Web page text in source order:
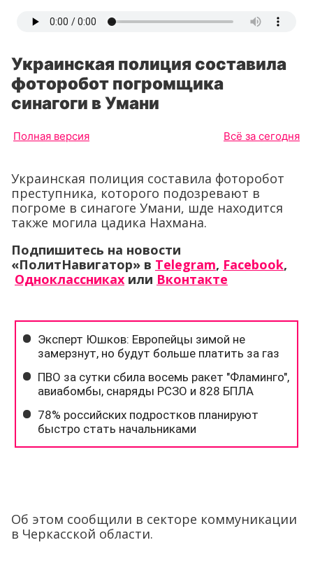
Украинская полиция составила
фоторобот погромщика
синагоги в Умани
Полная версия Всё за сегодня
Украинская полиция составила фоторобот
преступника, которого подозревают в
погроме в синагоге Умани, шде находится
также могила цадика Нахмана.
Подпишитесь на новости
«ПолитНавигатор» в Telegram, Facebook,
Одноклассниках или Вконтакте
Об этом сообщили в секторе коммуникации
в Черкасской области.